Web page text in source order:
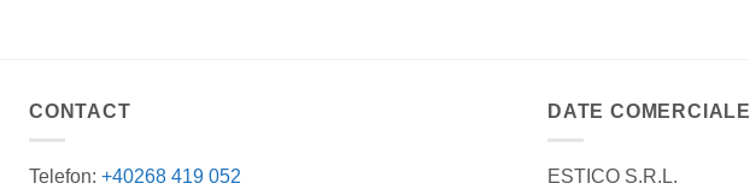
CONTACT
Telefon: +40268 419 052
DATE COMERCIALE
ESTICO S.R.L.